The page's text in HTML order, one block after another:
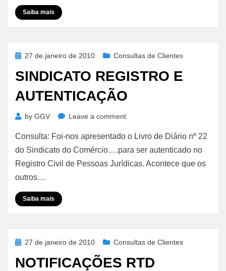
Saiba mais
Posted27 de janeiro de 2010 Consultas de Clientes
SINDICATO REGISTRO E
AUTENTICAÇÃO
by GGV Leave a commenton
Registro
e
Autenticação
Consulta: Foi-nos apresentado o Livro de Diário nº 22
do Sindicato do Comércio….para ser autenticado no
Registro Civil de Pessoas Jurídicas. Acontece que os
outros…
Saiba mais
Posted27 de janeiro de 2010 Consultas de Clientes
NOTIFICAÇÕES RTD